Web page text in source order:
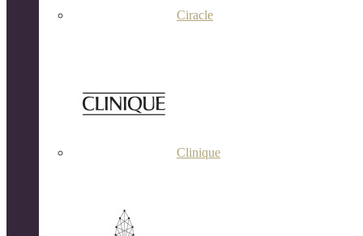
Ciracle
Clinique